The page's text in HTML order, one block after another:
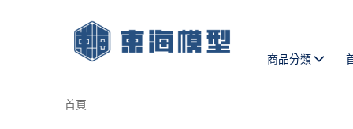
商品分類
首頁